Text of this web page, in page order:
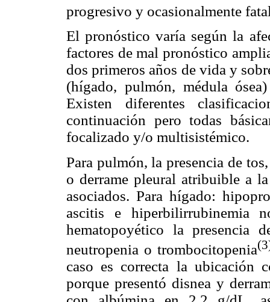
progresivo y ocasionalmente
El pronóstico varía según la
factores de mal pronóstico
dos primeros años de vida y
(hígado, pulmón, médula
Existen diferentes
continuación pero todas
focalizado y/o multisistémico.
Para pulmón, la presencia de
o derrame pleural atribuible a
asociados. Para hígado:
ascitis e hiperbilirrubinemia
hematopoyético la presencia
neutropenia o trombocitopenia
caso es correcta la ubicación
porque presentó disnea y